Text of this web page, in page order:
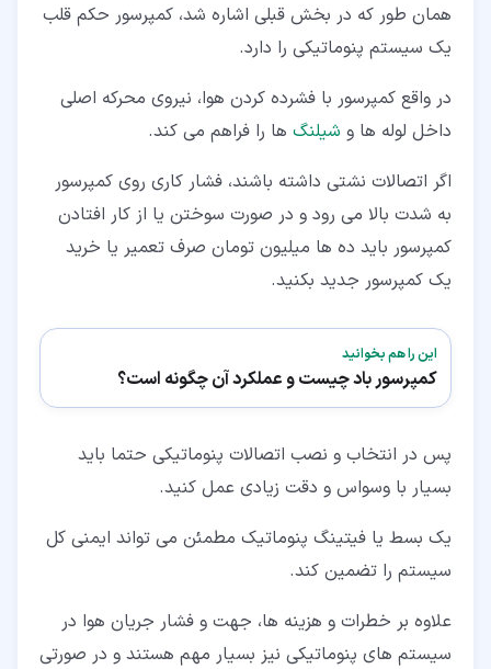
همان طور که در بخش قبلی اشاره شد، کمپرسور حکم قلب
یک سیستم پنوماتیکی را دارد.
در واقع کمپرسور با فشرده کردن هوا، نیروی محرکه اصلی
داخل لوله ها و شیلنگ ها را فراهم می کند.
اگر اتصالات نشتی داشته باشند، فشار کاری روی کمپرسور
به شدت بالا می رود و در صورت سوختن یا از کار افتادن
کمپرسور باید ده ها میلیون تومان صرف تعمیر یا خرید
یک کمپرسور جدید بکنید.
این را هم بخوانید
کمپرسور باد چیست و عملکرد آن چگونه است؟
پس در انتخاب و نصب اتصالات پنوماتیکی حتما باید
بسیار با وسواس و دقت زیادی عمل کنید.
یک بسط یا فیتینگ پنوماتیک مطمئن می تواند ایمنی کل
سیستم را تضمین کند.
علاوه بر خطرات و هزینه ها، جهت و فشار جریان هوا در
سیستم های پنوماتیکی نیز بسیار مهم هستند و در صورتی